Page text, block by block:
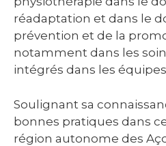
réadaptation et dans le
prévention et de la
notamment dans les
intégrés dans les
Soulignant sa
bonnes pratiques dans
région autonome des